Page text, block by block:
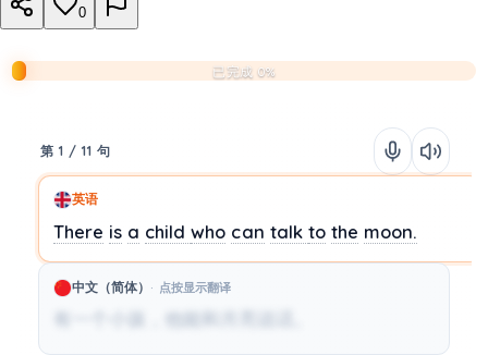
0
已完成 0%
第 1 / 11 句
英语
There is a childwho can talk to the moon.
中文（简体） 点按显示翻译
有一个小孩，他能和月亮说话。